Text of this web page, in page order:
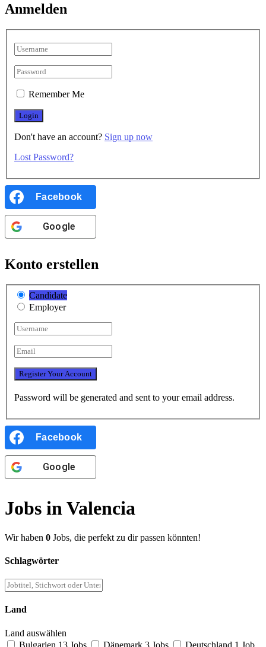
Anmelden
Remember Me
Don't have an account? Sign up now
Lost Password?
Facebook
Google
Konto erstellen
Candidate
Employer
Password will be generated and sent to your email address.
Facebook
Google
Jobs in Valencia
Wir haben 0 Jobs, die perfekt zu dir passen könnten!
Schlagwörter
Land
Land auswählen
Bulgarien 13 Jobs Dänemark 3 Jobs Deutschland 1 Job